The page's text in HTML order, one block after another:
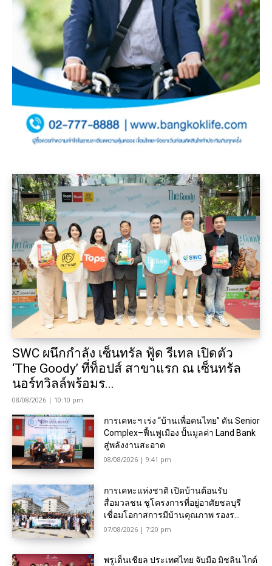
SWC ผนึกกำลัง เซ็นทรัล ฟู้ด รีเทล เปิดตัว
‘The Goody’ ที่ท็อปส์ สาขาแรก ณ เซ็นทรัล
นอร์ทวิลล์พร้อมร...
08/08/2026 | 10:10 pm
การเคหะฯ เร่ง “บ้านเพื่อคนไทย” ดัน Senior
Complex–ฟื้นฟูเมือง ปั้นมูลค่า Land Bank
สู่พลังงานสะอาด
08/08/2026 | 9:41 pm
การเคหะแห่งชาติ เปิดบ้านต้อนรับ
สื่อมวลชน ชูโครงการที่อยู่อาศัยชลบุรี
เชื่อมโอกาสการมีบ้านคุณภาพ รองร...
07/08/2026 | 7:20 pm
พรูเด็นเชียล ประเทศไทย จับมือ มิชลิน ไกด์